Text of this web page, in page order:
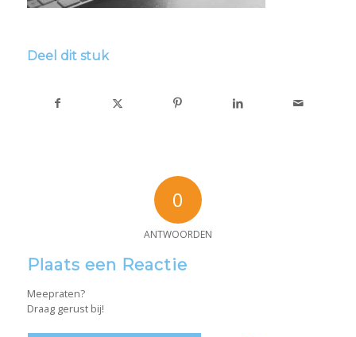
Deel dit stuk
0
ANTWOORDEN
Plaats een Reactie
Meepraten?
Draag gerust bij!